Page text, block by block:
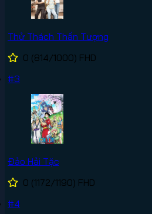
Thử Thách Thần Tượng
0 (814/1000) FHD
#3
Đảo Hải Tặc
0 (1172/1190) FHD
#4